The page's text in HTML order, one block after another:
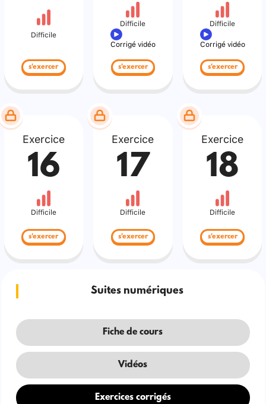
Difficile
s'exercer
Difficile
Corrigé vidéo
s'exercer
Difficile
Corrigé vidéo
s'exercer
Exercice
16
Difficile
s'exercer
Exercice
17
Difficile
s'exercer
Exercice
18
Difficile
s'exercer
Suites numériques
Fiche de cours
Vidéos
Exercices corrigés